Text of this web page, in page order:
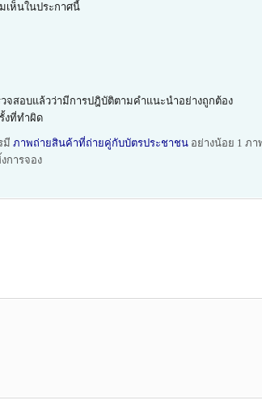
เห็นในประกาศนี้
วจสอบแล้วว่ามีการปฎิบัติตามคำแนะนำอย่างถูกต้อง
งที่ทำผิด
มี ภาพถ่ายสินค้าที่ถ่ายคู่กับบัตรประชาชน อย่างน้อย 1 ภ
การจอง